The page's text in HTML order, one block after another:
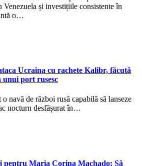
Venezuela și investițiile consistente în
o…
Ucraina cu rachete Kalibr, făcută
unui port rusesc
navă de război rusă capabilă să lanseze
nocturn desfășurat în…
pentru Maria Corina Machado: Să